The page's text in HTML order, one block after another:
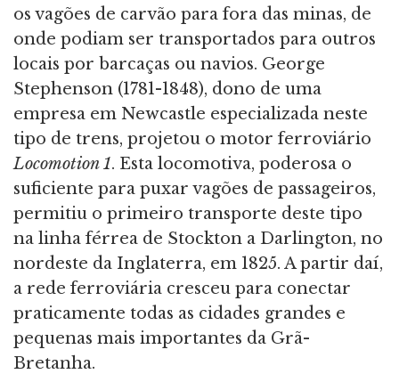
os vagões de carvão para fora das minas, de
onde podiam ser transportados para outros
locais por barcaças ou navios. George
Stephenson (1781-1848), dono de uma
empresa em Newcastle especializada neste
tipo de trens, projetou o motor ferroviário
Locomotion 1. Esta locomotiva, poderosa o
suficiente para puxar vagões de passageiros,
permitiu o primeiro transporte deste tipo
na linha férrea de Stockton a Darlington, no
nordeste da Inglaterra, em 1825. A partir daí,
a rede ferroviária cresceu para conectar
praticamente todas as cidades grandes e
pequenas mais importantes da Grã-
Bretanha.